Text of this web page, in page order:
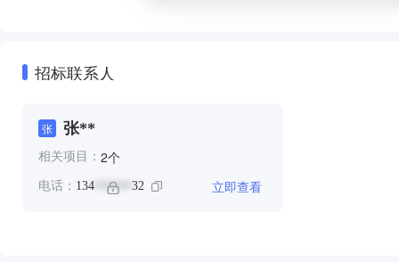
招标联系人
张 张**
相关项目： 2个
电话： 134 ****** 32 立即查看